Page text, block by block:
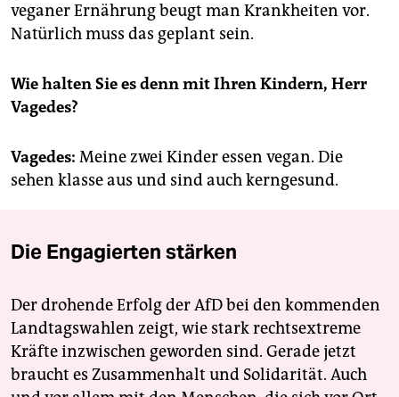
veganer Ernährung beugt man Krankheiten vor.
Natürlich muss das geplant sein.
Wie halten Sie es denn mit Ihren Kindern, Herr
Vagedes?
Vagedes: Meine zwei Kinder essen vegan. Die
sehen klasse aus und sind auch kerngesund.
Die Engagierten stärken
Der drohende Erfolg der AfD bei den kommenden
Landtagswahlen zeigt, wie stark rechtsextreme
Kräfte inzwischen geworden sind. Gerade jetzt
braucht es Zusammenhalt und Solidarität. Auch